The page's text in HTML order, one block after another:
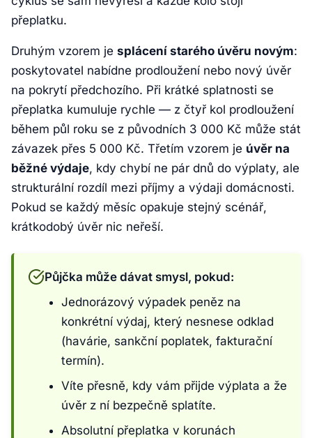
přeplatku.
Druhým vzorem je splácení starého úvěru novým:
poskytovatel nabídne prodloužení nebo nový úvěr
na pokrytí předchozího. Při krátké splatnosti se
přeplatka kumuluje rychle — z čtyř kol prodloužení
během půl roku se z původních 3 000 Kč může stát
závazek přes 5 000 Kč. Třetím vzorem je úvěr na
běžné výdaje, kdy chybí ne pár dnů do výplaty, ale
strukturální rozdíl mezi příjmy a výdaji domácnosti.
Pokud se každý měsíc opakuje stejný scénář,
krátkodobý úvěr nic neřeší.
Půjčka může dávat smysl, pokud:
Jednorázový výpadek peněz na
konkrétní výdaj, který nesnese odklad
(havárie, sankční poplatek, fakturační
termín).
Víte přesně, kdy vám přijde výplata a že
úvěr z ní bezpečně splatíte.
Absolutní přeplatka v korunách